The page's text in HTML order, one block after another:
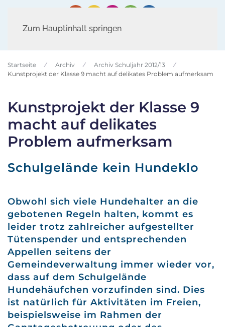
Zum Hauptinhalt springen
Startseite Archiv
Archiv Schuljahr 2012/13
Kunstprojekt der Klasse 9 macht auf delikates Problem aufmerksam
Kunstprojekt der Klasse 9
macht auf delikates
Problem aufmerksam
Schulgelände kein Hundeklo
Obwohl sich viele Hundehalter an die
gebotenen Regeln halten, kommt es
leider trotz zahlreicher aufgestellter
Tütenspender und entsprechenden
Appellen seitens der
Gemeindeverwaltung immer wieder vor,
dass auf dem Schulgelände
Hundehäufchen vorzufinden sind. Dies
ist natürlich für Aktivitäten im Freien,
beispielsweise im Rahmen der